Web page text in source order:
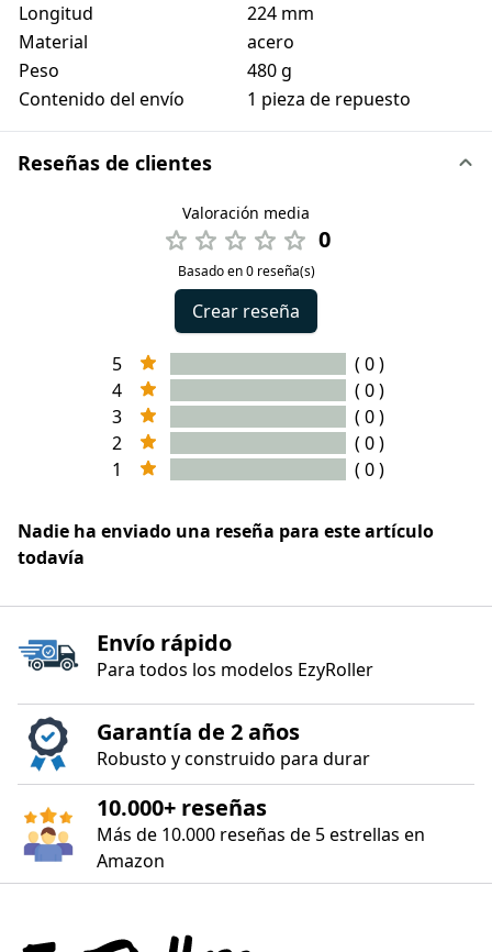
Longitud
224 mm
Material
acero
Peso
480 g
Contenido del envío
1 pieza de repuesto
Reseñas de clientes
Valoración media
0
Basado en 0 reseña(s)
Crear reseña
5
( 0 )
4
( 0 )
3
( 0 )
2
( 0 )
1
( 0 )
Nadie ha enviado una reseña para este artículo
todavía
Envío rápido
Para todos los modelos EzyRoller
Garantía de 2 años
Robusto y construido para durar
10.000+ reseñas
Más de 10.000 reseñas de 5 estrellas en
Amazon